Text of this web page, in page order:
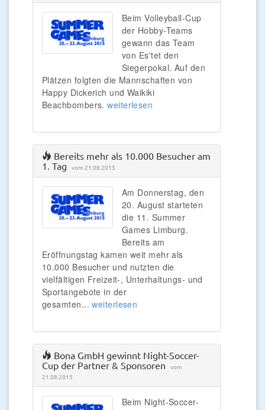
Beim Volleyball-Cup
der Hobby-Teams
gewann das Team
von Es'tet den
Siegerpokal. Auf den
Plätzen folgten die Mannschaften von
Happy Dickerich und Waikiki
Beachbombers. weiterlesen
Bereits mehr als 10.000 Besucher am
1. Tag vom 21.08.2015
Am Donnerstag, den
20. August starteten
die 11. Summer
Games Limburg.
Bereits am
Eröffnungstag kamen weit mehr als
10.000 Besucher und nutzten die
vielfältigen Freizeit-, Unterhaltungs- und
Sportangebote in der
gesamten... weiterlesen
Bona GmbH gewinnt Night-Soccer-
Cup der Partner & Sponsoren vom
21.08.2015
Beim Night-Soccer-